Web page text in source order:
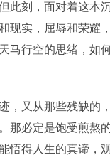
此刻，面对着这本
现实，屈辱和荣耀
马行空的思绪，如
，又从那些残缺的
那必定是饱受煎熬
悟得人生的真谛，